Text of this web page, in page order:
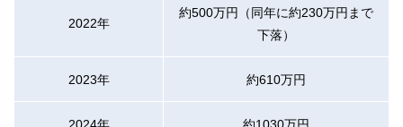
2022年
約500万円（同年に約230万円まで
下落）
2023年 約610万円
2024年 約1030万円